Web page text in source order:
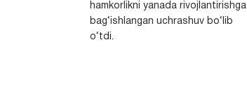
hamkorlikni yanada rivojlantirishga
bag‘ishlangan uchrashuv bo‘lib
o‘tdi.